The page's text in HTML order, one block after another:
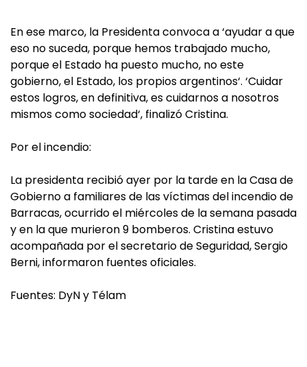
En ese marco, la Presidenta convoca a ‘ayudar a que
eso no suceda, porque hemos trabajado mucho,
porque el Estado ha puesto mucho, no este
gobierno, el Estado, los propios argentinos‘. ‘Cuidar
estos logros, en definitiva, es cuidarnos a nosotros
mismos como sociedad‘, finalizó Cristina.
Por el incendio:
La presidenta recibió ayer por la tarde en la Casa de
Gobierno a familiares de las víctimas del incendio de
Barracas, ocurrido el miércoles de la semana pasada
y en la que murieron 9 bomberos. Cristina estuvo
acompañada por el secretario de Seguridad, Sergio
Berni, informaron fuentes oficiales.
Fuentes: DyN y Télam